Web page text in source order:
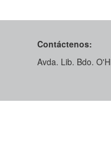
Contáctenos:
Avda. Lib. Bdo.